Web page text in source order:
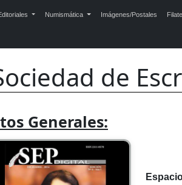
Numismática Imágenes/Postales
de
Generales: